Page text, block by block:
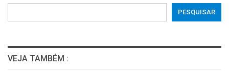
PESQUISAR
VEJA TAMBÉM :